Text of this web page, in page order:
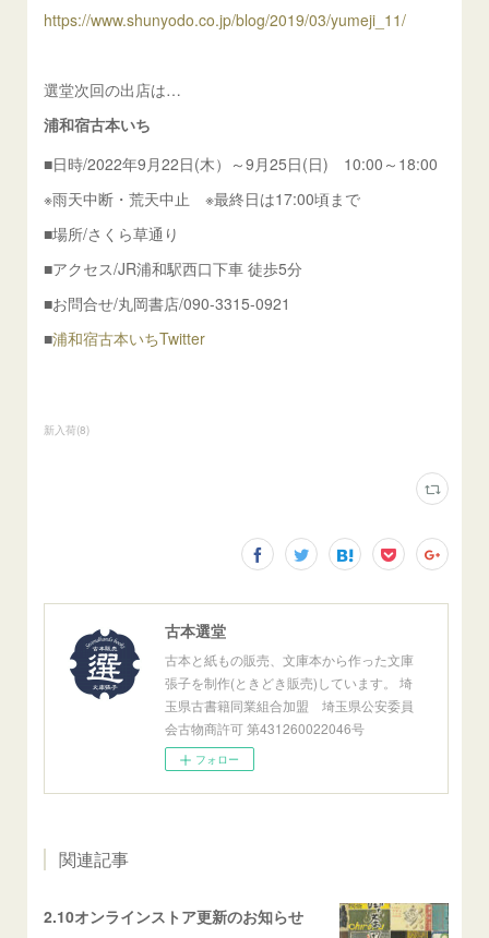
https://www.shunyodo.co.jp/blog/2019/03/yumeji_11/
選堂次回の出店は…
浦和宿古本いち
■日時/2022年9月22日(木）～9月25日(日) 10:00～18:00
※雨天中断・荒天中止 ※最終日は17:00頃まで
■場所/さくら草通り
■アクセス/JR浦和駅西口下車 徒歩5分
■お問合せ/丸岡書店/090-3315-0921
■浦和宿古本いちTwitter
新入荷(8)
古本選堂
古本と紙もの販売、文庫本から作った文庫
張子を制作(ときどき販売)しています。 埼
玉県古書籍同業組合加盟 埼玉県公安委員
会古物商許可 第431260022046号
フォロー
関連記事
2.10オンラインストア更新のお知らせ